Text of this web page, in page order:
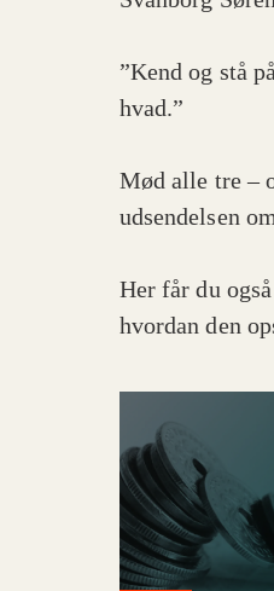
”Kend og stå
hvad.”
Mød alle tre –
udsendelsen
Her får du
hvordan den